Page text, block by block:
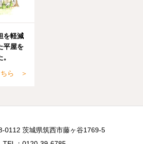
を軽減
平屋を
ちら ＞
0112 茨城県筑西市藤ヶ谷1769-5